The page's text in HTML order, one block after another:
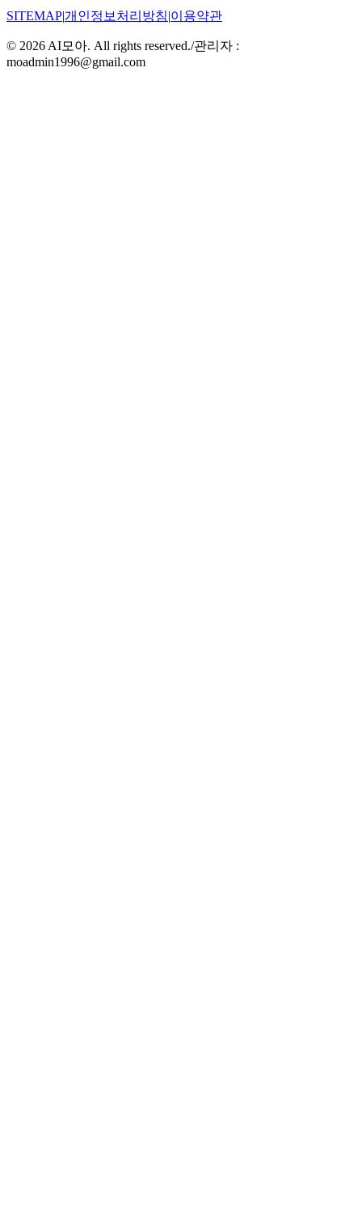
SITEMAP|개인정보처리방침|이용약관
© 2026 AI모아. All rights reserved./관리자 :
moadmin1996@gmail.com